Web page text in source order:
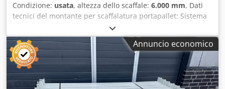
Condizione: usata, altezza dello scaffale: 6.000 mm, Dati
tecnici del montante per scaffalatura portapallet: Sistema
di scaffalatura: Dexion Tipo: Speedlock P90 La fornitura
comprende: 01x montante per scaffalatura portapallet,
usato Colore materiale: zincato sendzimir Profilo del telaio:
100|25 Dimensioni profilo: P 100 x 100 x 2,50 mm Inclusi
traversi e controventature diagonali, piastrine di base I
montanti sono preassemblati Cedpfxjw I D Utj Aclorf
Annuncio economico